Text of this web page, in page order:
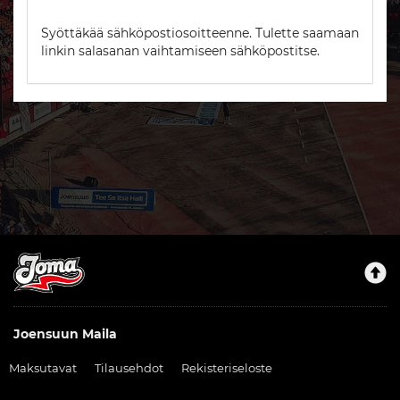
Syöttäkää sähköpostiosoitteenne. Tulette saamaan
linkin salasanan vaihtamiseen sähköpostitse.
Joensuun Maila
Maksutavat Tilausehdot Rekisteriseloste